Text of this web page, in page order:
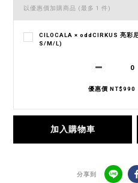
以優惠價加購商品 (最多 1 件)
CILOCALA × oddCIRKUS 亮彩
S/M/L)
優惠價 NT$990
加入購物車
分享到